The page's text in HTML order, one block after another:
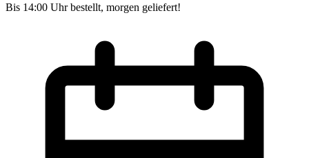
Bis 14:00 Uhr bestellt, morgen geliefert!